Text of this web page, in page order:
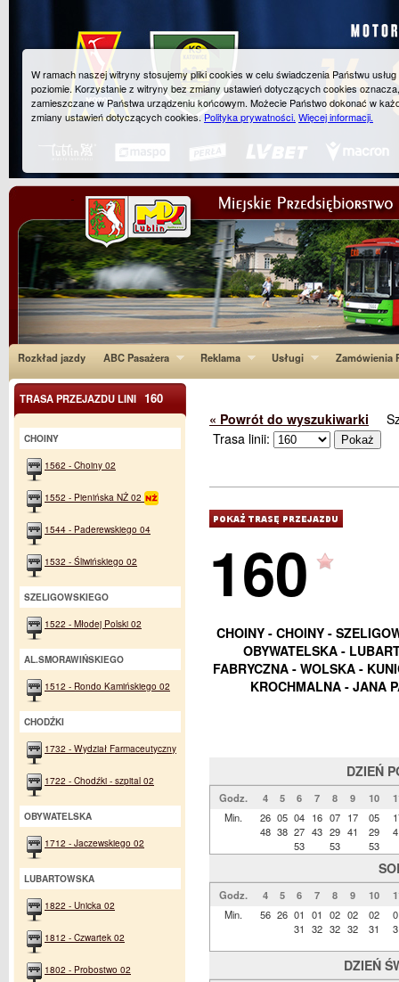
Rozkład jazdy ABC Pasażera Reklama Usługi Zamówienia
« Powrót do wyszukiwarki
Trasa linii:
160
CHOINY - CHOINY -
OBYWATELSKA -
FABRYCZNA - WOLSKA -
KROCHMALNA - JANA
DZIEŃ
Godz. 4 5 6 7 8 9 10
Min.
26
48
05
38
04
27
53
16
43
07
29
53
17
41
05
29
53
Godz. 4 5 6 7 8 9 10
Min.
56 26 01
31
01
32
02
32
02
32
02
31
DZIEŃ
TRASA PRZEJAZDU LINI 160
CHOINY
1562 - Choiny 02
1552 - Pienińska NŻ 02
1544 - Paderewskiego 04
1532 - Śliwińskiego 02
SZELIGOWSKIEGO
1522 - Młodej Polski 02
AL.SMORAWIŃSKIEGO
1512 - Rondo Kamińskiego 02
CHODŹKI
1732 - Wydział Farmaceutyczny
1722 - Chodźki - szpital 02
OBYWATELSKA
1712 - Jaczewskiego 02
LUBARTOWSKA
1822 - Unicka 02
1812 - Czwartek 02
1802 - Probostwo 02
W ramach naszej witryny stosujemy pliki cookies w celu świadczenia Państwu
poziomie. Korzystanie z witryny bez zmiany ustawień dotyczących cookies
zamieszczane w Państwa urządzeniu końcowym. Możecie Państwo dokonać w
zmiany ustawień dotyczących cookies.Polityka prywatności. Więcej informacji.